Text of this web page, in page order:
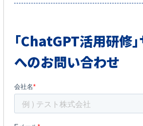
｢ChatGPT活用研修
へのお問い合わせ